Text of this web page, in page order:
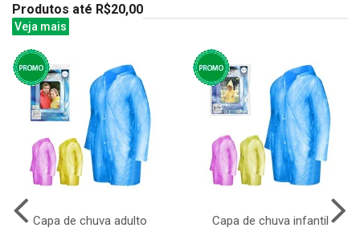
Produtos até R$20,00
Veja mais
Capa de chuva adulto Capa de chuva infantil